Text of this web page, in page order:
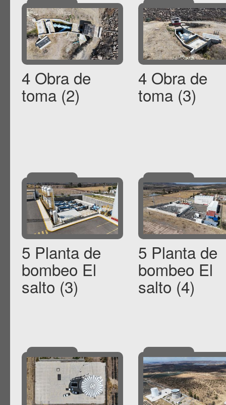
4 Obra de
toma (2)
4 Obra de
toma (3)
5 Planta de
bombeo El
salto (3)
5 Planta de
bombeo El
salto (4)